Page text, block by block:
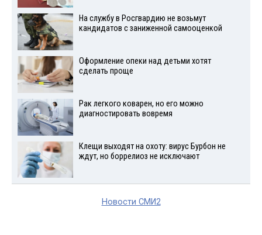
На службу в Росгвардию не возьмут
кандидатов с заниженной самооценкой
Оформление опеки над детьми хотят
сделать проще
Рак легкого коварен, но его можно
диагностировать вовремя
Клещи выходят на охоту: вирус Бурбон не
ждут, но боррелиоз не исключают
Новости СМИ2